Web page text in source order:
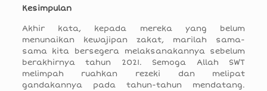
Kesimpulan
Akhir kata, kepada mereka yang belum
menunaikan kewajipan zakat, marilah sama-
sama kita bersegera melaksanakannya sebelum
berakhirnya tahun 2021. Semoga Allah SWT
melimpah ruahkan rezeki dan melipat
gandakannya pada tahun-tahun mendatang.